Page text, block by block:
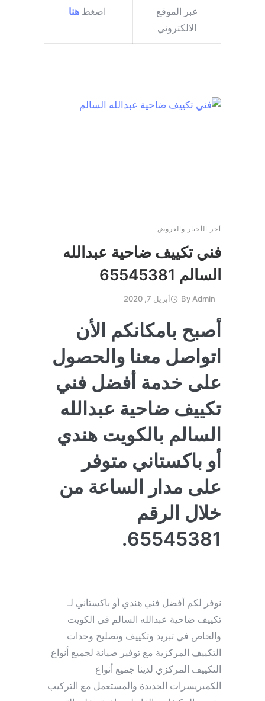
عبر الموقع
الالكتروني
اضغطهنا
أخر الأخبار والعروض
فني تكييف ضاحية عبدالله
السالم 65545381
By Admin أبريل 7, 2020
أصبح بامكانكم الأن
اتواصل معنا والحصول
على خدمة أفضل فني
تكييف ضاحية عبدالله
السالم بالكويت هندي
أو باكستاني متوفر
على مدار الساعة من
خلال الرقم
65545381.
نوفر لكم أفضل فني هندي أو باكستاني لـ
تكييف ضاحية عبدالله السالم في الكويت
والخاص في تبريد وتكييف وتصليح وحدات
التكييف المركزية مع توفير صيانة لجميع أنواع
التكييف المركزي لدينا جميع أنواع
الكمبريسرات الجديدة والمستعمل مع التركيب